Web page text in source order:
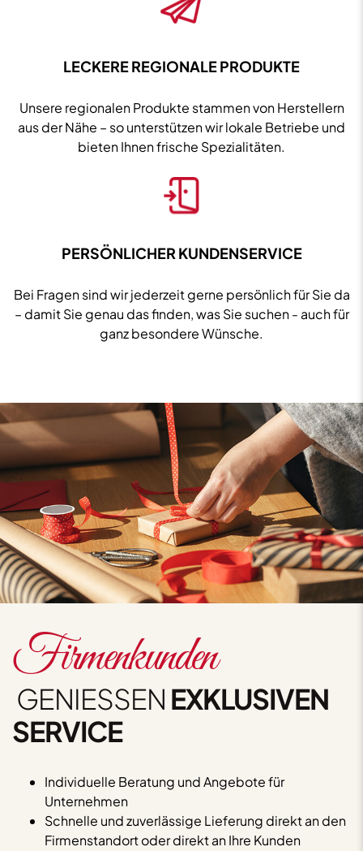
LECKERE REGIONALE PRODUKTE
Unsere regionalen Produkte stammen von Herstellern
aus der Nähe – so unterstützen wir lokale Betriebe und
bieten Ihnen frische Spezialitäten.
PERSÖNLICHER KUNDENSERVICE
Bei Fragen sind wir jederzeit gerne persönlich für Sie da
– damit Sie genau das finden, was Sie suchen - auch für
ganz besondere Wünsche.
Firmenkunden
GENIESSEN EXKLUSIVEN
SERVICE
Individuelle Beratung und Angebote für
Unternehmen
Schnelle und zuverlässige Lieferung direkt an den
Firmenstandort oder direkt an Ihre Kunden